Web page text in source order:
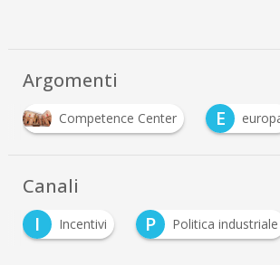
Argomenti
Competence Center E
Canali
I
Incentivi P Politica industriale